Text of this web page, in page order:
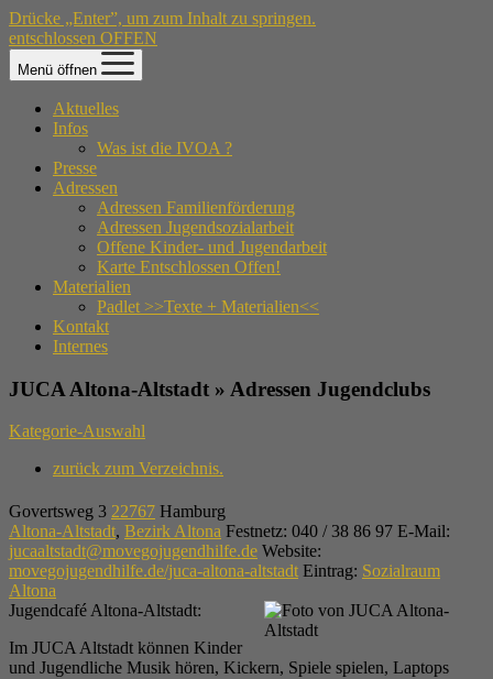
Drücke „Enter”, um zum Inhalt zu springen.
entschlossen OFFEN
Menü öffnen
Aktuelles
Infos
Was ist die IVOA ?
Presse
Adressen
Adressen Familienförderung
Adressen Jugendsozialarbeit
Offene Kinder- und Jugendarbeit
Karte Entschlossen Offen!
Materialien
Padlet >>Texte + Materialien<<
Kontakt
Internes
JUCA Altona-Altstadt » Adressen Jugendclubs
Kategorie-Auswahl
zurück zum Verzeichnis.
Govertsweg 3 22767 Hamburg
Altona-Altstadt, Bezirk Altona Festnetz: 040 / 38 86 97 E-Mail:
jucaaltstadt@movegojugendhilfe.de Website:
movegojugendhilfe.de/juca-altona-altstadt Eintrag: Sozialraum
Altona
Jugendcafé Altona-Altstadt:
Im JUCA Altstadt können Kinder
und Jugendliche Musik hören, Kickern, Spiele spielen, Laptops